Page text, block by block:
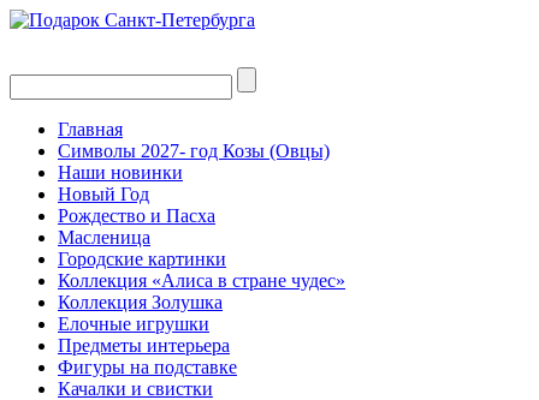
Главная
Символы 2027- год Козы (Овцы)
Наши новинки
Новый Год
Рождество и Пасха
Масленица
Городские картинки
Коллекция «Алиса в стране чудес»
Коллекция Золушка
Елочные игрушки
Предметы интерьера
Фигуры на подставке
Качалки и свистки